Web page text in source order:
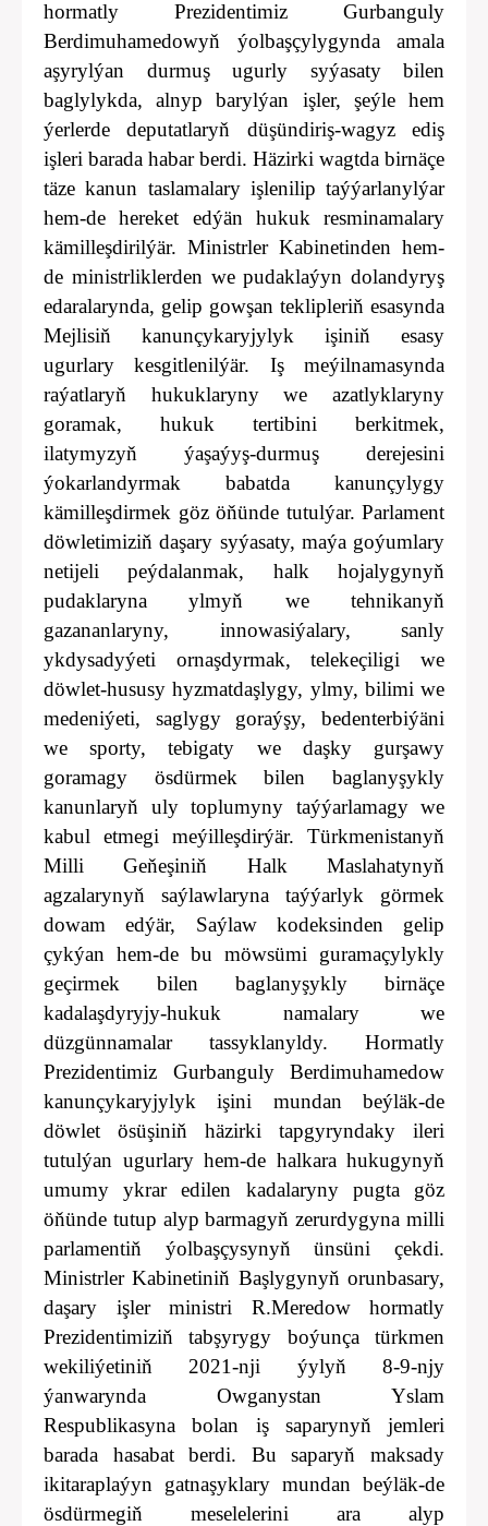
hormatly Prezidentimiz Gurbanguly
Berdimuhamedowyň ýolbaşçylygynda amala
aşyrylýan durmuş ugurly syýasaty bilen
baglylykda, alnyp barylýan işler, şeýle hem
ýerlerde deputatlaryň düşündiriş-wagyz ediş
işleri barada habar berdi. Häzirki wagtda birnäçe
täze kanun taslamalary işlenilip taýýarlanylýar
hem-de hereket edýän hukuk resminamalary
kämilleşdirilýär. Ministrler Kabinetinden hem-
de ministrliklerden we pudaklaýyn dolandyryş
edaralarynda, gelip gowşan teklipleriň esasynda
Mejlisiň kanunçykaryjylyk işiniň esasy
ugurlary kesgitlenilýär. Iş meýilnamasynda
raýatlaryň hukuklaryny we azatlyklaryny
goramak, hukuk tertibini berkitmek,
ilatymyzyň ýaşaýyş-durmuş derejesini
ýokarlandyrmak babatda kanunçylygy
kämilleşdirmek göz öňünde tutulýar. Parlament
döwletimiziň daşary syýasaty, maýa goýumlary
netijeli peýdalanmak, halk hojalygynyň
pudaklaryna ylmyň we tehnikanyň
gazananlaryny, innowasiýalary, sanly
ykdysadyýeti ornaşdyrmak, telekeçiligi we
döwlet-hususy hyzmatdaşlygy, ylmy, bilimi we
medeniýeti, saglygy goraýşy, bedenterbiýäni
we sporty, tebigaty we daşky gurşawy
goramagy ösdürmek bilen baglanyşykly
kanunlaryň uly toplumyny taýýarlamagy we
kabul etmegi meýilleşdirýär. Türkmenistanyň
Milli Geňeşiniň Halk Maslahatynyň
agzalarynyň saýlawlaryna taýýarlyk görmek
dowam edýär, Saýlaw kodeksinden gelip
çykýan hem-de bu möwsümi guramaçylykly
geçirmek bilen baglanyşykly birnäçe
kadalaşdyryjy-hukuk namalary we
düzgünnamalar tassyklanyldy. Hormatly
Prezidentimiz Gurbanguly Berdimuhamedow
kanunçykaryjylyk işini mundan beýläk-de
döwlet ösüşiniň häzirki tapgyryndaky ileri
tutulýan ugurlary hem-de halkara hukugynyň
umumy ykrar edilen kadalaryny pugta göz
öňünde tutup alyp barmagyň zerurdygyna milli
parlamentiň ýolbaşçysynyň ünsüni çekdi.
Ministrler Kabinetiniň Başlygynyň orunbasary,
daşary işler ministri R.Meredow hormatly
Prezidentimiziň tabşyrygy boýunça türkmen
wekiliýetiniň 2021-nji ýylyň 8-9-njy
ýanwarynda Owganystan Yslam
Respublikasyna bolan iş saparynyň jemleri
barada hasabat berdi. Bu saparyň maksady
ikitaraplaýyn gatnaşyklary mundan beýläk-de
ösdürmegiň meselelerini ara alyp